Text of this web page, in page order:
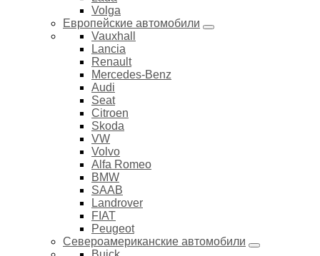
Volga
Европейские автомобили
Vauxhall
Lancia
Renault
Mercedes-Benz
Audi
Seat
Citroen
Skoda
VW
Volvo
Alfa Romeo
BMW
SAAB
Landrover
FIAT
Peugeot
Североамериканские автомобили